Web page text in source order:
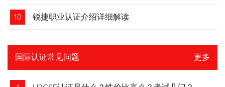
10 锐捷职业认证介绍详细解读
国际认证常见问题 更多